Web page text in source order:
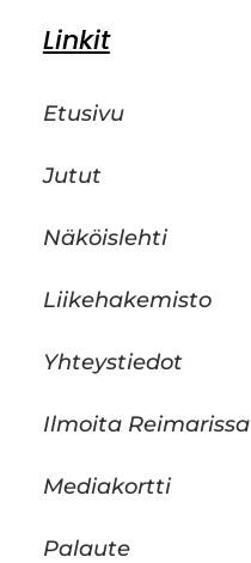
Linkit
Etusivu
Jutut
Näköislehti
Liikehakemisto
Yhteystiedot
Ilmoita Reimarissa
Mediakortti
Palaute